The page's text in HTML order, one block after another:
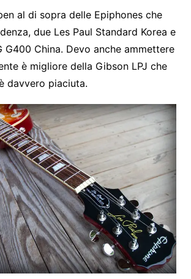
al di sopra delle Epiphones che
due Les Paul Standard Korea e
G400 China. Devo anche ammettere
è migliore della Gibson LPJ che
davvero piaciuta.